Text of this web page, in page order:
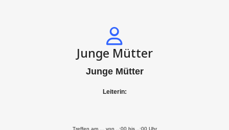
Junge Mütter
Junge Mütter
Leiterin: